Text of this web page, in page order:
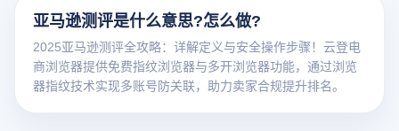
亚马逊测评是什么意思?怎么做?
2025亚马逊测评全攻略：详解定义与安全操作步骤！云登电
商浏览器提供免费指纹浏览器与多开浏览器功能，通过浏览
器指纹技术实现多账号防关联，助力卖家合规提升排名。